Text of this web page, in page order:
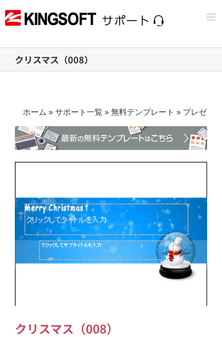
to
クリスマス（008）
ホーム » サポート一覧 » 無料テンプレート » プレゼン
クリスマス（008）